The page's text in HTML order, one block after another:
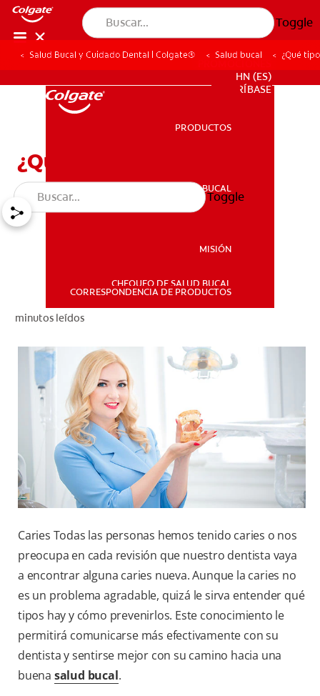
Toggle
SALUD BUCAL
CORRESPONDENCIA DE PRODUCTOS
PROMOCIONES
HN (ES)
HN (ES)
SUSCRÍBASE
PRODUCTOS
SALUD BUCAL
MISIÓN
CHEQUEO DE SALUD BUCAL
CORRESPONDENCIA DE PRODUCTOS
Toggle
Salud Bucal y Cuidado Dental | Colgate® Salud bucal ¿Qué
¿Qué tipos de caries hay?
minutos leídos
Caries Todas las personas hemos tenido caries o nos
preocupa en cada revisión que nuestro dentista vaya
a encontrar alguna caries nueva. Aunque la caries no
es un problema agradable, quizá le sirva entender qué
tipos hay y cómo prevenirlos. Este conocimiento le
permitirá comunicarse más efectivamente con su
dentista y sentirse mejor con su camino hacia una
buena salud bucal.